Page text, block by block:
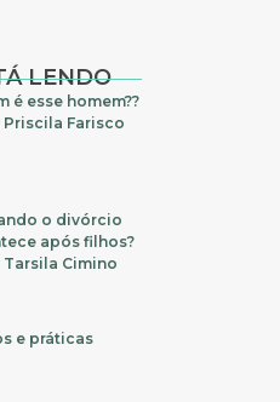
LENDO
é esse homem??
Priscila Farisco
o divórcio
após filhos?
Tarsila Cimino
e práticas